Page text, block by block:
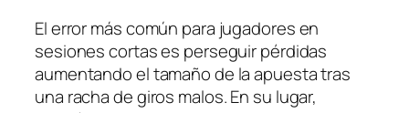
El error más común para jugadores en
sesiones cortas es perseguir pérdidas
aumentando el tamaño de la apuesta tras
una racha de giros malos. En su lugar,